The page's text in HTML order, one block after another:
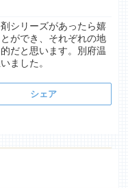
シリーズがあったら嬉
ができ、それぞれの地
だと思います。別府温
ました。
シェア